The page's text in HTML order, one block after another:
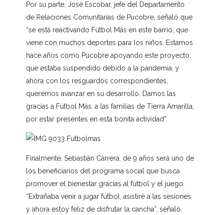
Por su parte, José Escobar, jefe del Departamento
de Relaciones Comunitarias de Pucobre, señaló que
“se está reactivando Fútbol Más en este barrio, que
viene con muchos deportes para los niños. Estamos
hace años como Pucobre apoyando este proyecto,
que estaba suspendido debido a la pandemia, y
ahora con los resguardos correspondientes,
queremos avanzar en su desarrollo. Damos las
gracias a Fútbol Más, a las familias de Tierra Amarilla,
por estar presentes en esta bonita actividad”.
Finalmente, Sebastián Carrera, de 9 años será uno de
los beneficiarios del programa social que busca
promover el bienestar gracias al fútbol y el juego.
“Extrañaba venir a jugar fútbol, asistiré a las sesiones
y ahora estoy feliz de disfrutar la cancha”, señaló.